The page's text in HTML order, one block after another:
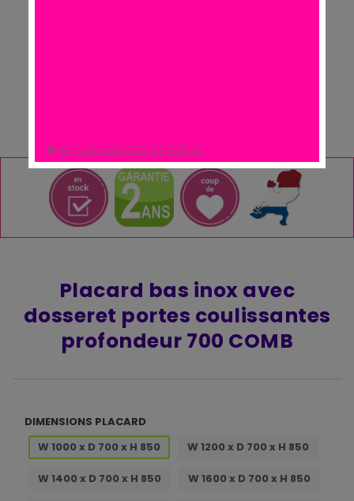
Placard bas inox avec
dosseret portes coulissantes
profondeur 700 COMB
DIMENSIONS PLACARD
W 1000 x D 700 x H 850
W 1200 x D 700 x H 850
W 1400 x D 700 x H 850 W 1600 x D 700 x H 850
NE PLUS MONTRER CE POPUP.